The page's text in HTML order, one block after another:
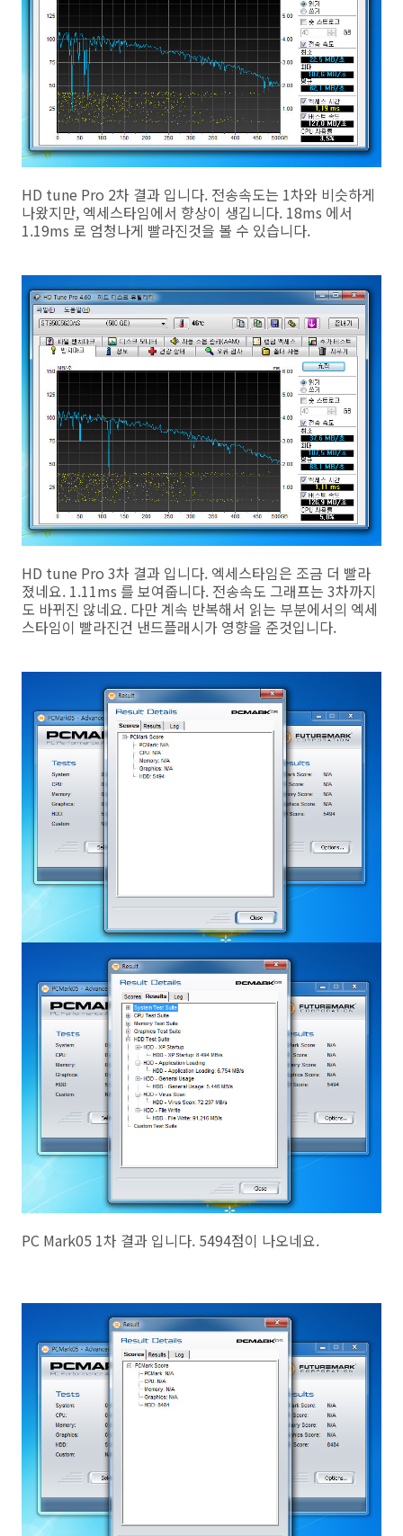
HD tune Pro 2차 결과 입니다. 전송속도는 1차와 비슷하게
나왔지만, 엑세스타임에서 향상이 생깁니다. 18ms 에서
1.19ms 로 엄청나게 빨라진것을 볼 수 있습니다.
HD tune Pro 3차 결과 입니다. 엑세스타임은 조금 더 빨라
졌네요. 1.11ms 를 보여줍니다. 전송속도 그래프는 3차까지
도 바뀌진 않네요. 다만 계속 반복해서 읽는 부분에서의 엑세
스타임이 빨라진건 낸드플래시가 영향을 준것입니다.
PC Mark05 1차 결과 입니다. 5494점이 나오네요.